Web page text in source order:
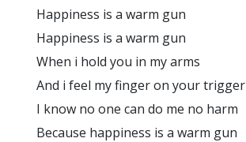
Happiness is a warm gun
Happiness is a warm gun
When i hold you in my arms
And i feel my finger on your trigger
I know no one can do me no harm
Because happiness is a warm gun